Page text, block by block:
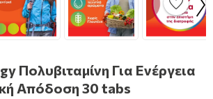
Πολυβιταμίνη Για Ενέργεια
Απόδοση 30 tabs